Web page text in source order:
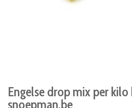
Engelse drop mix per
snoepman.be